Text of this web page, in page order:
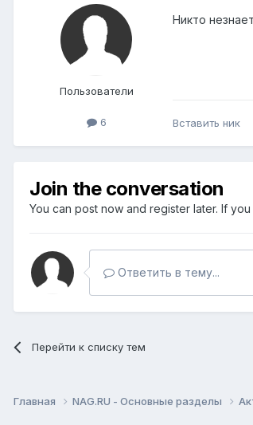
Пользователи
6
Никто
Вставить ник
Join the conversation
You can post now and register later. If
Ответить в тему...
Перейти к списку тем
Главная NAG.RU - Основные разделы